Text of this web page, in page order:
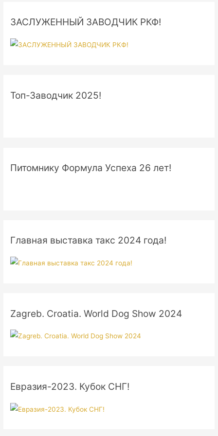
ЗАСЛУЖЕННЫЙ ЗАВОДЧИК РКФ!
Топ-Заводчик 2025!
Питомнику Формула Успеха 26 лет!
Главная выставка такс 2024 года!
Zagreb. Croatia. World Dog Show 2024
Евразия-2023. Кубок СНГ!